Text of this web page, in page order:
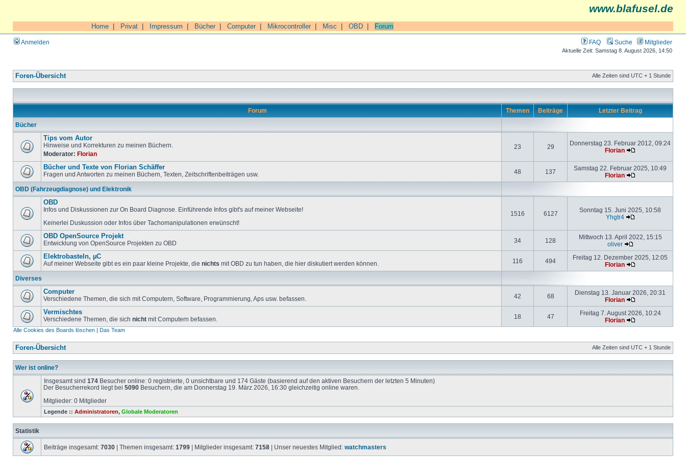
www.blafusel.de
Home Privat Impressum Bücher| Computer| Mikrocontroller| Misc OBD Forum
Anmelden FAQ Suche Mitglieder
Aktuelle Zeit: Samstag 8. August 2026, 14:50
Foren-Übersicht Alle Zeiten sind UTC + 1 Stunde
Forum Themen Beiträge Letzter Beitrag
Bücher
Tips vom Autor
Hinweise und Korrekturen zu meinen Büchern.
Moderator: Florian
23 29
Donnerstag 23. Februar 2012, 09:24
Florian
Bücher und Texte von Florian Schäffer
Fragen und Antworten zu meinen Büchern, Texten, Zeitschriftenbeiträgen usw. 48 137
Samstag 22. Februar 2025, 10:49
Florian
OBD (Fahrzeugdiagnose) und Elektronik
OBD
Infos und Diskussionen zur On Board Diagnose. Einführende Infos gibt's auf meiner Webseite!
Keinerlei Duskussion oder Infos über Tachomanipulationen erwünscht!
1516 6127
Sonntag 15. Juni 2025, 10:58
Yhgtr4
OBD OpenSource Projekt
Entwicklung von OpenSource Projekten zu OBD 34 128
Mittwoch 13. April 2022, 15:15
oliver
Elektrobasteln, µC
Auf meiner Webseite gibt es ein paar kleine Projekte, die nichts mit OBD zu tun haben, die hier diskutiert werden können. 116 494
Freitag 12. Dezember 2025, 12:05
Florian
Diverses
Computer
Verschiedene Themen, die sich mit Computern, Software, Programmierung, Aps usw. befassen. 42 68
Dienstag 13. Januar 2026, 20:31
Florian
Vermischtes
Verschiedene Themen, die sich nicht mit Computern befassen. 18 47
Freitag 7. August 2026, 10:24
Florian
Alle Cookies des Boards löschen | Das Team
Foren-Übersicht Alle Zeiten sind UTC + 1 Stunde
Wer ist online?
Insgesamt sind 174 Besucher online: 0 registrierte, 0 unsichtbare und 174 Gäste (basierend auf den aktiven Besuchern der letzten 5 Minuten)
Der Besucherrekord liegt bei 5090 Besuchern, die am Donnerstag 19. März 2026, 16:30 gleichzeitig online waren.
Mitglieder: 0 Mitglieder
Legende :: Administratoren, Globale Moderatoren
Statistik
Beiträge insgesamt: 7030 | Themen insgesamt: 1799 | Mitglieder insgesamt: 7158 | Unser neuestes Mitglied: watchmasters